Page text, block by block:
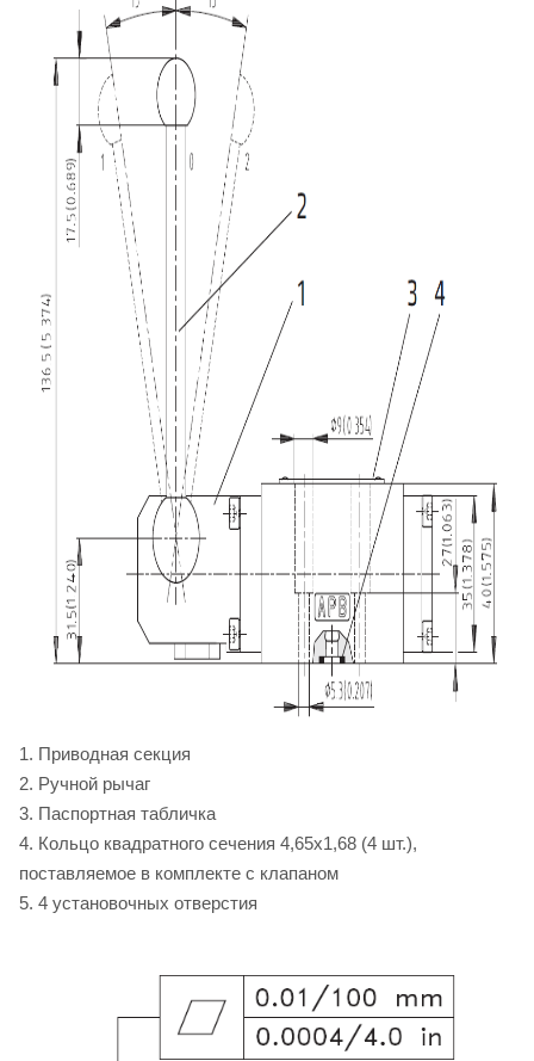
1. Приводная секция
2. Ручной рычаг
3. Паспортная табличка
4. Кольцо квадратного сечения 4,65х1,68 (4 шт.),
поставляемое в комплекте с клапаном
5. 4 установочных отверстия